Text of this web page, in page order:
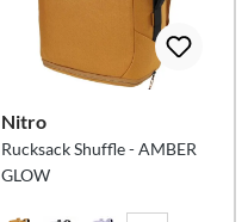
Nitro
Rucksack Shuffle - AMBER
GLOW